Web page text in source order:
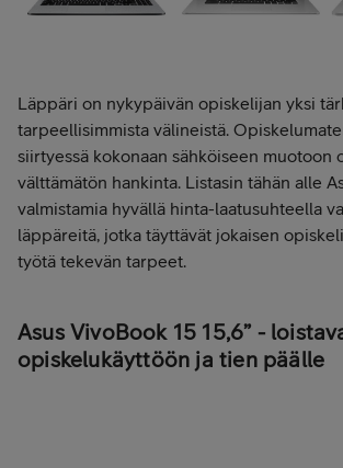
Läppäri on nykypäivän opiskelijan yksi
tarpeellisimmista välineistä.
siirtyessä kokonaan sähköiseen muotoon
välttämätön hankinta. Listasin tähän alle
valmistamia hyvällä hinta-laatusuhteella
läppäreitä, jotka täyttävät jokaisen
työtä tekevän tarpeet.
Asus VivoBook 15 15,6” -
opiskelukäyttöön ja tien päälle